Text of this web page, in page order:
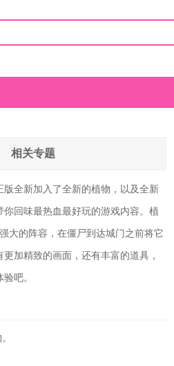
相关专题
全新加入了全新的植物，以及全新
回味最热血最好玩的游戏内容。植
大的阵容，在僵尸到达城门之前将它
加精致的画面，还有丰富的道具，
吧。